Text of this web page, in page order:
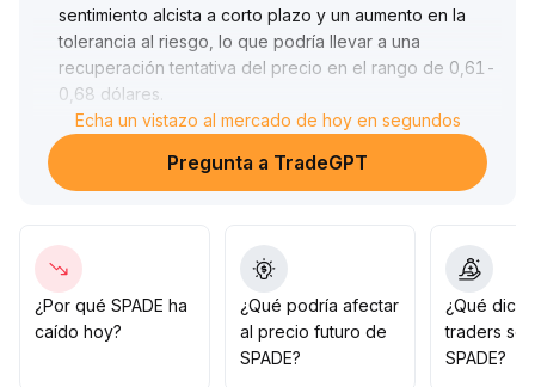
sentimiento alcista a corto plazo y un aumento en la
tolerancia al riesgo, lo que podría llevar a una
recuperación tentativa del precio en el rango de 0,61-
0,68 dólares
Sin embargo, la liquidez sigue siendo insuficiente y la
profundidad del mercado es limitada, por lo que las
operaciones a corto plazo son susceptibles a
combinación entre volumen de operaciones y ruptura
de niveles de resistencia, participar moderadamente en
oportunidades de corto plazo y controlar estrictamente
tanto la posición como la exposición al riesgo,
priorizando operar durante horarios de liquidez activa
Echa un vistazo al mercado de hoy en segundos
Pregunta a TradeGPT
¿Por qué SPADE ha
caído hoy?
¿Qué podría afectar
al precio futuro de
SPADE?
¿Qué
traders
SPADE?